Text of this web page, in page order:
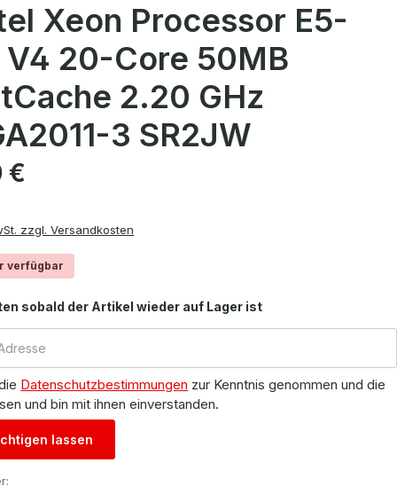
Xeon Processor E5-
20-Core 50MB
2.20 GHz
3 SR2JW
€
zzgl. Versandkosten
verfügbar
sobald der Artikel wieder auf Lager ist
Datenschutzbestimmungen zur Kenntnis genommen und die
und bin mit ihnen einverstanden.
lassen